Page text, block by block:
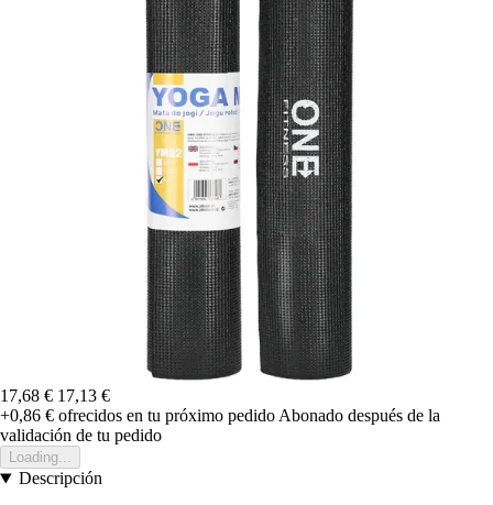
17,68 € 17,13 €
+0,86 € ofrecidos en tu próximo pedido Abonado después de la
validación de tu pedido
Loading...
Descripción